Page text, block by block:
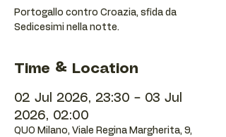
Portogallo contro Croazia, sfida da
Sedicesimi nella notte.
Time & Location
02 Jul 2026, 23:30 – 03 Jul
2026, 02:00
QUO Milano, Viale Regina Margherita, 9,